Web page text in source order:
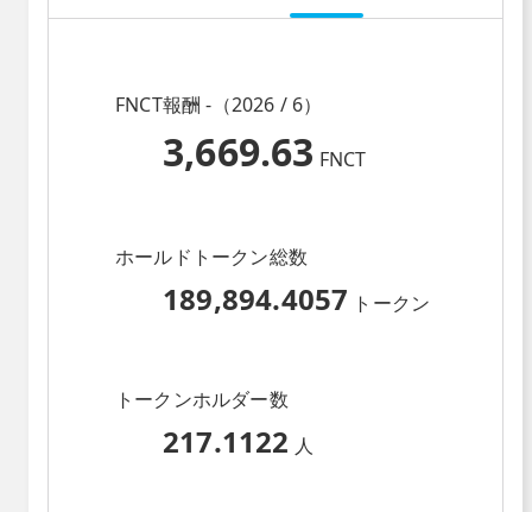
FNCT報酬 -（2026 / 6）
3,669.63 FNCT
ホールドトークン総数
189,894.4057 トークン
トークンホルダー数
217.1122 人